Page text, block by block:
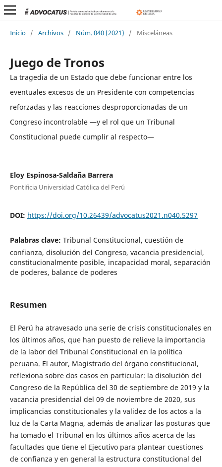
Inicio / Archivos / Núm. 040 (2021) / Misceláneas
Juego de Tronos
La tragedia de un Estado que debe funcionar entre los
eventuales excesos de un Presidente con competencias
reforzadas y las reacciones desproporcionadas de un
Congreso incontrolable —y el rol que un Tribunal
Constitucional puede cumplir al respecto—
Eloy Espinosa-Saldaña Barrera
Pontificia Universidad Católica del Perú
DOI: https://doi.org/10.26439/advocatus2021.n040.5297
Palabras clave: Tribunal Constitucional, cuestión de
confianza, disolución del Congreso, vacancia presidencial,
constitucionalmente posible, incapacidad moral, separación
de poderes, balance de poderes
Resumen
El Perú ha atravesado una serie de crisis constitucionales en
los últimos años, que han puesto de relieve la importancia
de la labor del Tribunal Constitucional en la política
peruana. El autor, Magistrado del órgano constitucional,
reflexiona sobre dos casos en particular: la disolución del
Congreso de la República del 30 de septiembre de 2019 y la
vacancia presidencial del 09 de noviembre de 2020, sus
implicancias constitucionales y la validez de los actos a la
luz de la Carta Magna, además de analizar las posturas que
ha tomado el Tribunal en los últimos años acerca de las
facultades que tiene el Ejecutivo para plantear cuestiones
de confianza y en general la estructura constitucional del